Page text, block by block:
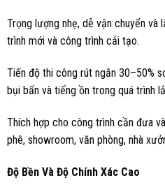
Trọng lượng nhẹ, dễ vận chuyển
trình mới và công trình cải tạo.
Tiến độ thi công rút ngắn 30–50%
bụi bẩn và tiếng ồn trong quá trình
Thích hợp cho công trình cần đưa
phê, showroom, văn phòng, nhà
Độ Bền Và Độ Chính Xác Cao